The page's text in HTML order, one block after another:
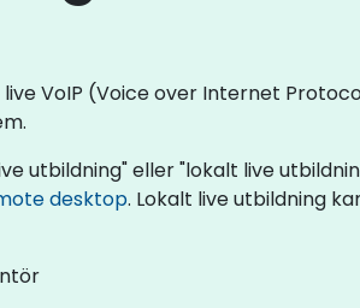
VoIP (Voice over Internet
utbildning" eller "lokalt live
desktop. Lokalt live utbildning